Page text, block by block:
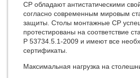
СР обладают антистатическими
согласно современным мировым
защиты. Столы монтажные СР
протестированы на соответствие
Р 53734.5.1-2009 и имеют все
сертификаты.
Максимальная нагрузка на